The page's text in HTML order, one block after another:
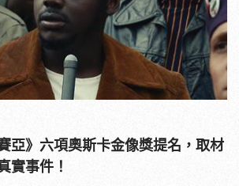
亞》六項奧斯卡金像獎提名，取材
實事件！